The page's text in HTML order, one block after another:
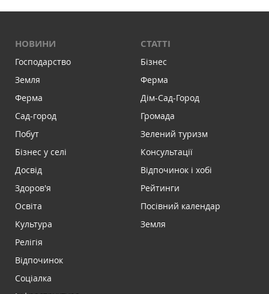
НОВИНИ
Господарство
Земля
Ферма
Сад-город
Побут
Бізнес у селі
Досвід
Здоров'я
Освіта
Культура
Релігія
Відпочинок
Соціалка
СТАТТІ
Бізнес
Ферма
Дім-Сад-Город
Громада
Зелений туризм
Консультації
Відпочинок і хобі
Рейтинги
Посівний календар
Земля